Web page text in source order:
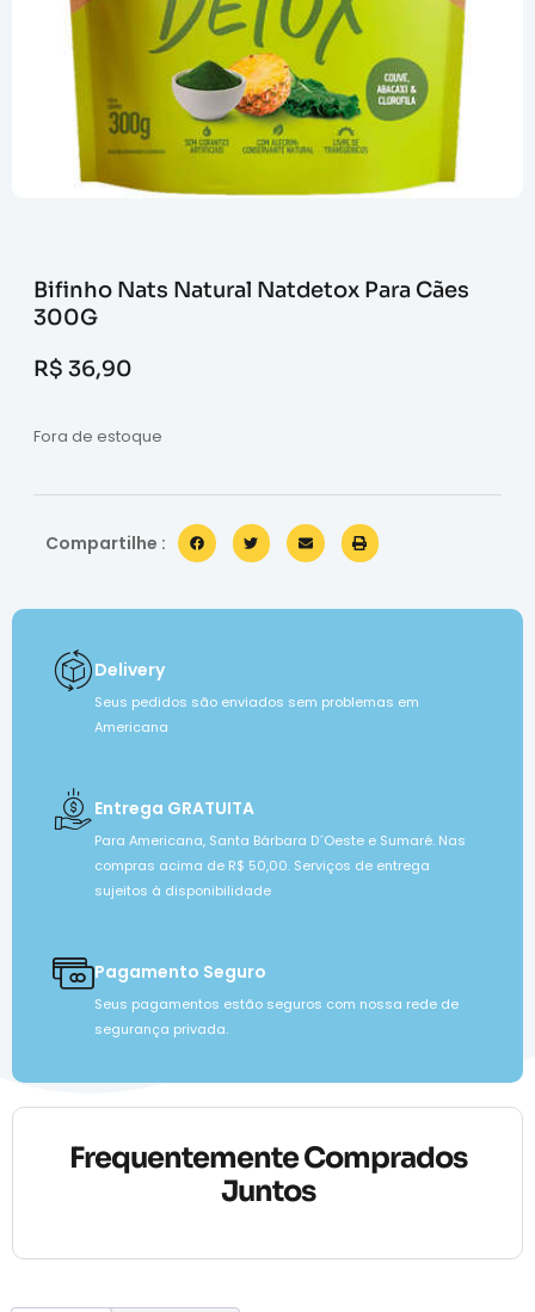
Bifinho Nats Natural Natdetox Para Cães
300G
R$ 36,90
Fora de estoque
Compartilhe :
Delivery
Seus pedidos são enviados sem problemas em
Americana
Entrega GRATUITA
Para Americana, Santa Bárbara D´Oeste e Sumaré. Nas
compras acima de R$ 50,00. Serviços de entrega
sujeitos à disponibilidade
Pagamento Seguro
Seus pagamentos estão seguros com nossa rede de
segurança privada.
Frequentemente Comprados
Juntos